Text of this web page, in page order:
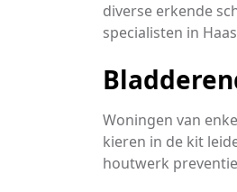
diverse erkende
specialisten in
Woningen van
kieren in de kit
houtwerk